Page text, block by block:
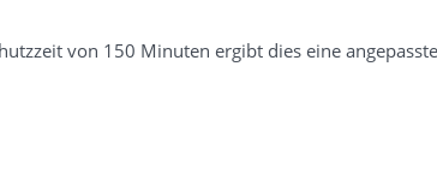
von 150 Minuten ergibt dies eine